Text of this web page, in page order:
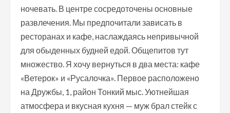
ночевать. В центре сосредоточены основные
развлечения. Мы предпочитали зависать в
ресторанах и кафе, наслаждаясь непривычной
для обыденных будней едой. Общепитов тут
множество. Я хочу вернуться в два места: кафе
«Ветерок» и «Русалочка». Первое расположено
на Дружбы, 1, район Тонкий мыс. Уютнейшая
атмосфера и вкусная кухня — муж брал стейк с